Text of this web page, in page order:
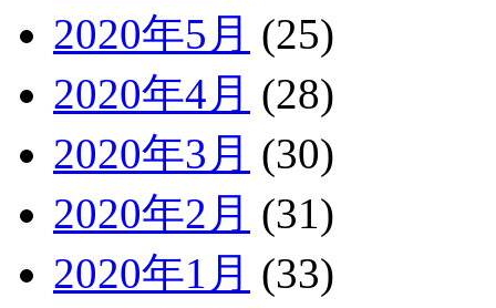
2020年5月 (25)
2020年4月 (28)
2020年3月 (30)
2020年2月 (31)
2020年1月 (33)